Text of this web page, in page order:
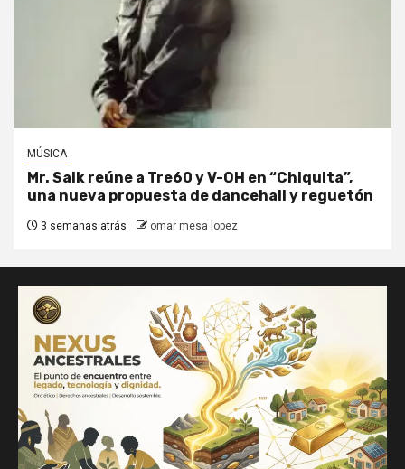
MÚSICA
Mr. Saik reúne a Tre60 y V-OH en “Chiquita”,
una nueva propuesta de dancehall y reguetón
3 semanas atrás omar mesa lopez